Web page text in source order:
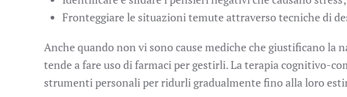
Fronteggiare le situazioni temute attraverso tecniche di
Anche quando non vi sono cause mediche che giustificano la
tende a fare uso di farmaci per gestirli. La terapia cognitivo-
strumenti personali per ridurli gradualmente fino alla loro